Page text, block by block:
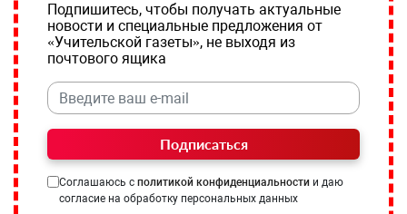
Подпишитесь, чтобы получать актуальные
новости и специальные предложения от
«Учительской газеты», не выходя из
почтового ящика
Подписаться
Соглашаюсь с политикой конфиденциальности и даю
согласие на обработку персональных данных